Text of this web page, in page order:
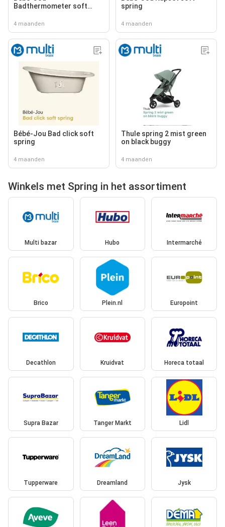
Badthermometer soft
4 maanden
spring
4 maanden
Bébé-Jou Bad click soft
spring
4 maanden
Thule spring 2 mist green
on black buggy
4 maanden
Winkels met Spring in het assortiment
Multi bazar Hubo Intermarché
Brico Plein.nl Europoint
Decathlon Kruidvat Horeca totaal
Supra Bazar Tanger Markt Lidl
Tupperware Dreamland Jysk